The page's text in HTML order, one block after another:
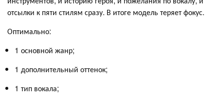
отсылки к пяти стилям сразу. В итоге модель теряет фокус.
Оптимально:
1 основной жанр;
1 дополнительный оттенок;
1 тип вокала;